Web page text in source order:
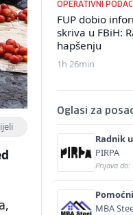
OPERATIVNI PODACI
FUP dobio
skriva u FBiH:
hapšenju
1h 26min
Oglasi za
Radnik
PIRPA
Prijava do:
MBA